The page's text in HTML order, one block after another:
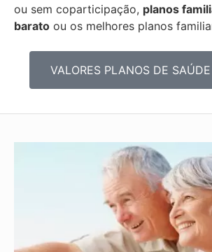
ou sem coparticipação, planos
barato ou os melhores planos
VALORES PLANOS DE